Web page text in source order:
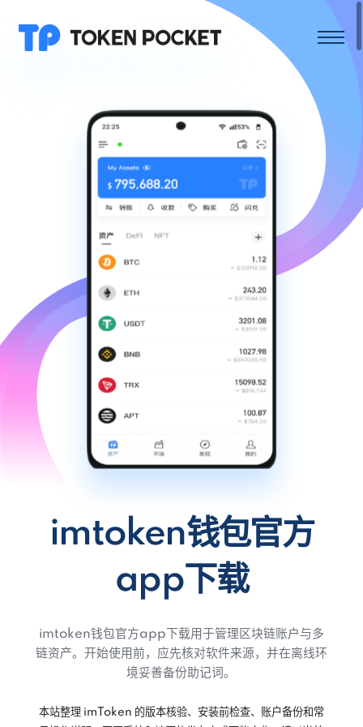
imtoken钱包官方
app下载
imtoken钱包官方app下载用于管理区块链账户与多
链资产。开始使用前，应先核对软件来源，并在离线环
境妥善备份助记词。
本站整理 imToken 的版本核验、安装前检查、账户备份和常